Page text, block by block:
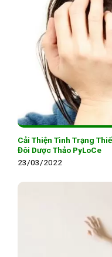
Cải Thiện Tình Trạng
Đôi Dược Thảo PyLoCe
23/03/2022